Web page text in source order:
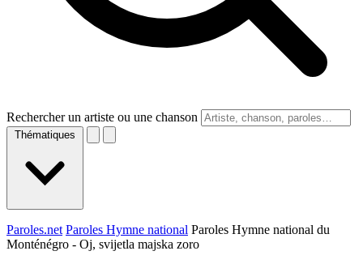
Rechercher un artiste ou une chanson
Thématiques
Paroles.net Paroles Hymne national Paroles Hymne national du
Monténégro - Oj, svijetla majska zoro